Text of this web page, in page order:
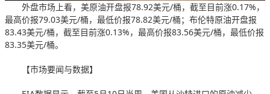
外盘市场上看，美原油开盘报78.92美元/桶，截至目前涨0.17%，
最高价报79.03美元/桶，最低价报78.82美元/桶；布伦特原油开盘报
83.43美元/桶，截至目前涨0.13%，最高价报83.56美元/桶，最低价报
83.35美元/桶。
【市场要闻与数据】